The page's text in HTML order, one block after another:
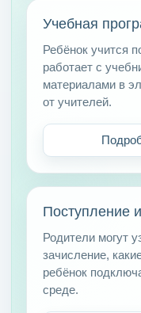
Учебная
Ребёнок учится
работает с
материалами в
от учителей.
Поступление
Родители могут
зачисление,
ребёнок
среде.